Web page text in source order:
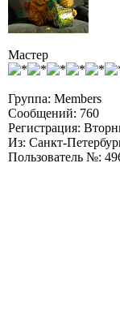
Мастер
Группа: Members
Сообщений: 760
Регистрация:
Из: Санкт-
Пользователь №: